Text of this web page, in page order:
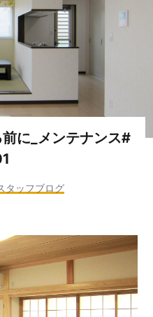
に_メンテナンス#
タッフブログ